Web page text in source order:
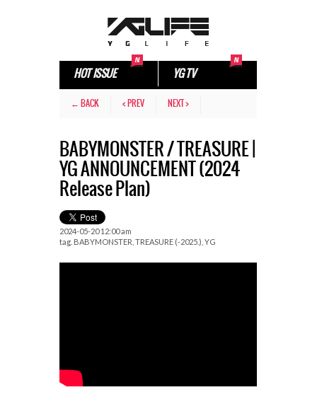
HOT ISSUE YG TV
← BACK < PREV NEXT >
BABYMONSTER / TREASURE |
YG ANNOUNCEMENT (2024
Release Plan)
2024-05-20 12:00 am
tag. BABYMONSTER TREASURE (-2025.) YG